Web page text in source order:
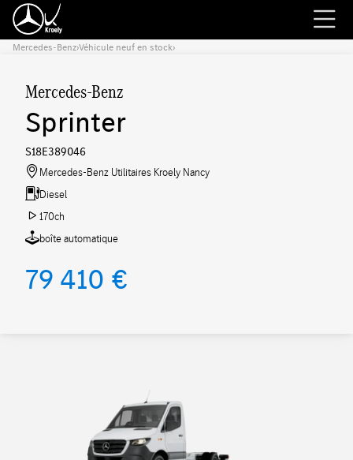
Mercedes-Benz›Véhicule neuf en stock›
Mercedes-Benz
Sprinter
S18E389046
Mercedes-Benz Utilitaires Kroely Nancy
Diesel
170ch
boîte automatique
79 410 €